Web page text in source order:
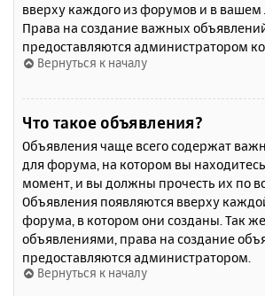
вверху каждого из форумов и в вашем
Права на создание важных
предоставляются администратором
Вернуться к началу
Что такое объявления?
Объявления чаще всего содержат
для форума, на котором вы
момент, и вы должны прочесть их по
Объявления появляются вверху
форума, в котором они созданы. Так
объявлениями, права на создание
предоставляются администратором.
Вернуться к началу